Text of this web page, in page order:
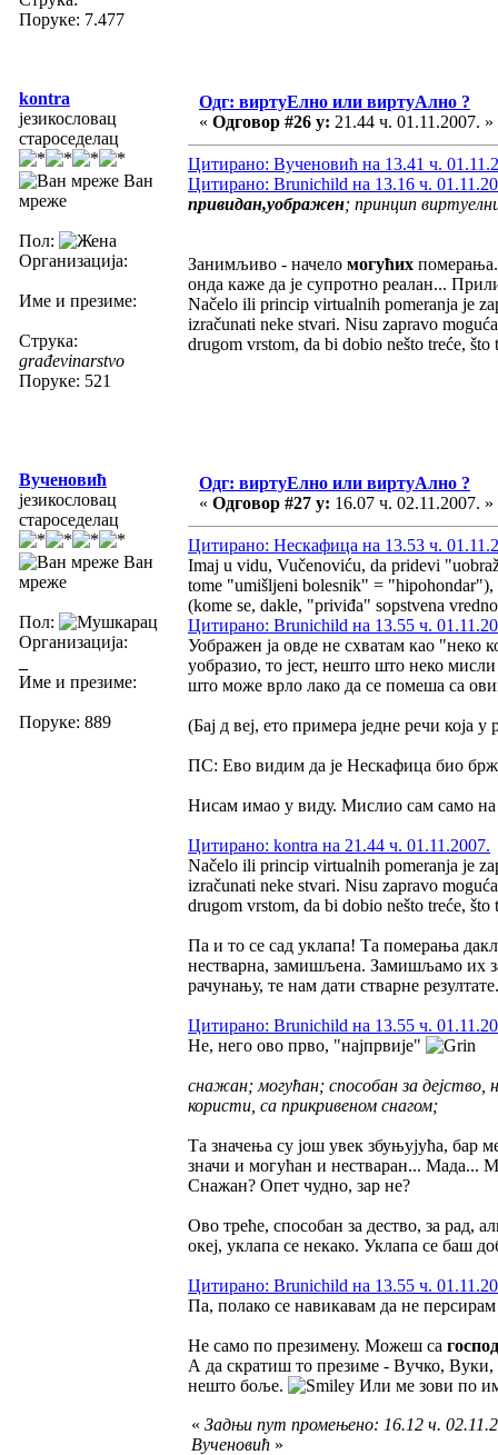
Поруке: 7.477
kontra
језикословац
староседелац
Ван
мреже
Пол:
Организација:
Име и презиме:
Струка:
građevinarstvo
Поруке: 521
Одг: виртуЕлно или виртуАлно ?
« Одговор #26 у: 21.44 ч. 01.11.2007. »
Цитирано: Вученовић на 13.41 ч.
Цитирано: Brunichild на 13.16 ч.
привидан,уображен; принцип
Занимљиво - начело могућих
онда каже да је супротно реалан...
Načelo ili princip virtualnih pomeranja je
izračunati neke stvari. Nisu zapravo
drugom vrstom, da bi dobio nešto treće,
Вученовић
језикословац
староседелац
Ван
мреже
Пол:
Организација:
Име и презиме:
Поруке: 889
Одг: виртуЕлно или виртуАлно ?
« Одговор #27 у: 16.07 ч. 02.11.2007. »
Цитирано: Нескафица на 13.53 ч.
Imaj u vidu, Vučenoviću, da pridevi
tome "umišljeni bolesnik" = "hipohondar"),
(kome se, dakle, "priviđa" sopstvena
Цитирано: Brunichild на 13.55 ч.
Уображен ја овде не схватам као "неко
уобразио, то јест, нешто што неко
што може врло лако да се помеша са
(Бај д веј, ето примера једне речи која
ПС: Ево видим да је Нескафица био
Нисам имао у виду. Мислио сам само
Цитирано: kontra на 21.44 ч. 01.11.2007.
Načelo ili princip virtualnih pomeranja je
izračunati neke stvari. Nisu zapravo
drugom vrstom, da bi dobio nešto treće,
Па и то се сад уклапа! Та померања
нестварна, замишљена. Замишљамо их
рачунању, те нам дати стварне
Цитирано: Brunichild на 13.55 ч.
Не, него ово прво, "најпрвије"
снажан; могућан; способан за дејство,
користи, са прикривеном снагом;
Та значења су још увек збуњујућа, бар
значи и могућан и нестваран... Мада...
Снажан? Опет чудно, зар не?
Ово треће, способан за дество, за рад,
океј, уклапа се некако. Уклапа се
Цитирано: Brunichild на 13.55 ч.
Па, полако се навикавам да не
Не само по презимену. Можеш са
А да скратиш то презиме - Вучко,
нешто боље.
Или ме зови по
« Задњи пут промењено: 16.12 ч.
Вученовић »